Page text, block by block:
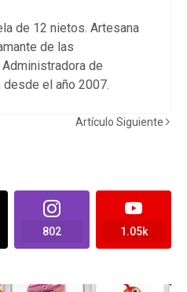
de 12 nietos. Artesana
de las
de
desde el año 2007.
Artículo Siguiente
802 1.05k